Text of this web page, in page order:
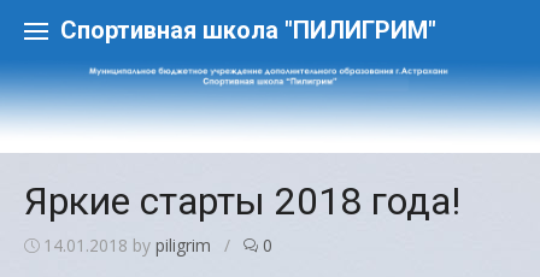
content
Спортивная школа "ПИЛИГРИМ"
Яркие старты 2018 года!
14.01.2018 by piligrim / 0